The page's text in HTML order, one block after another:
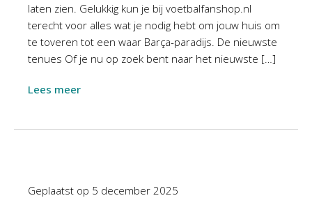
laten zien. Gelukkig kun je bij voetbalfanshop.nl
terecht voor alles wat je nodig hebt om jouw huis om
te toveren tot een waar Barça-paradijs. De nieuwste
tenues Of je nu op zoek bent naar het nieuwste […]
Lees meer
Geplaatst op 5 december 2025